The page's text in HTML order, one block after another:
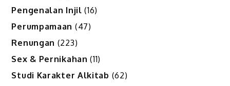
Pengenalan Injil (16)
Perumpamaan (47)
Renungan (223)
Sex & Pernikahan (11)
Studi Karakter Alkitab (62)